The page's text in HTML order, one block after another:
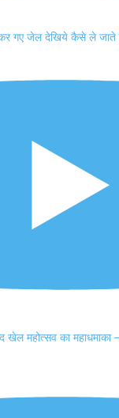
गए जेल देखिये कैसे ले जाते
महोत्सव का महाधमाका